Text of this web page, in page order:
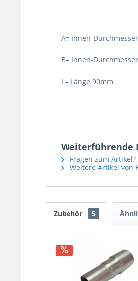
A= Innen-
B= Innen-
L= Länge 90mm
Weiterführende
Fragen zum Artikel?
Weitere Artikel von
Zubehör 5